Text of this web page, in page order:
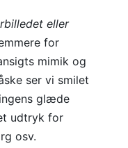
eller
for
mimik og
ser vi smilet
glæde
udtryk for
osv.